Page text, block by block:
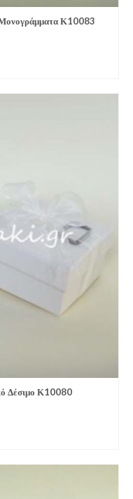
Κ10083
Δέσιμο Κ10080